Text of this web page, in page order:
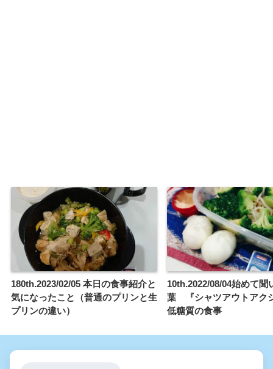
180th.2023/02/05 本日の食事紹介と
気になったこと（普通のプリンと生
プリンの違い）
10th.2022/08/04始めて聞
葉 『シャツアウトアク
低糖質の食事